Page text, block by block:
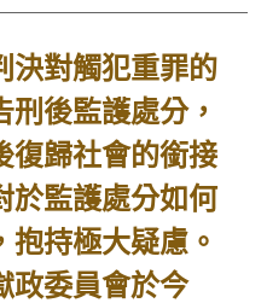
決對觸犯重罪的
後監護處分，
復歸社會的銜接
於監護處分如何
抱持極大疑慮。
政委員會於今